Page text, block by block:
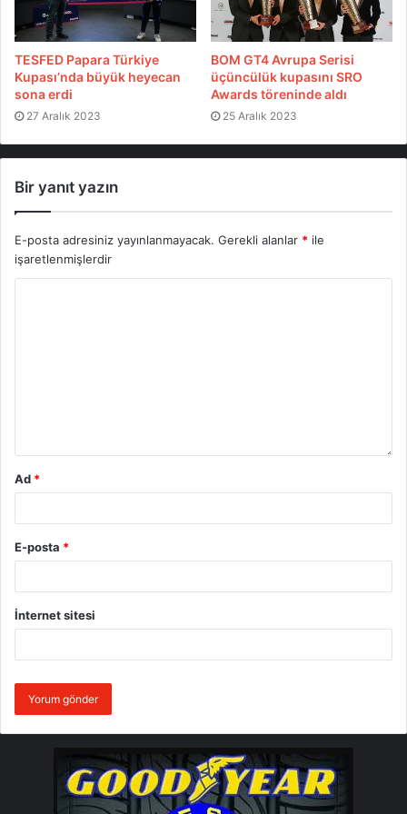
gününde sadece özel seyirci etabını geçecek olan
Raid Kategorisi şampiyonu olacaklar.
Organizasyonun son gününde ekipler önce 37
kilometrelik Babadağ etabını, ardından 19 kilometrelik
hazırlanan seyirci özel etabı ile yarışı tamamlayacaklar.
TESFED Papara Türkiye
Kupası’nda büyük heyecan
sona erdi
27 Aralık 2023
BOM GT4 Avrupa Serisi
üçüncülük kupasını SRO
Awards töreninde aldı
25 Aralık 2023
Bir yanıt yazın
E-posta adresiniz yayınlanmayacak. Gerekli alanlar * ile
işaretlenmişlerdir
Ad *
E-posta *
İnternet sitesi